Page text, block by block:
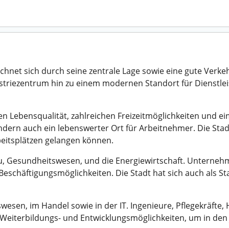
sich durch seine zentrale Lage sowie eine gute
hin zu einem modernen Standort für
Lebensqualität, zahlreichen Freizeitmöglichkeiten und
auch ein lebenswerter Ort für Arbeitnehmer. Die
gelangen können.
und die Energiewirtschaft.
Die Stadt hat sich auch als
im Handel sowie in der IT. Ingenieure, Pflegekräfte,
und Entwicklungsmöglichkeiten, um in